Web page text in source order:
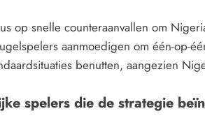
op snelle counteraanvallen om
aanmoedigen om één-op-
benutten, aangezien
spelers die de strategie